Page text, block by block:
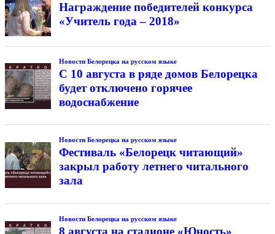
Награждение победителей конкурса
«Учитель года – 2018»
Новости Белорецка на русском языке
С 10 августа в ряде домов Белорецка
будет отключено горячее
водоснабжение
Новости Белорецка на русском языке
Фестиваль «Белорецк читающий»
закрыл работу летнего читального
зала
Новости Белорецка на русском языке
8 августа на стадионе «Юность»